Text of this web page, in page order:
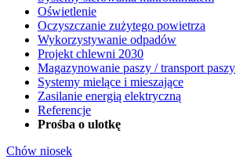
Oświetlenie
Oczyszczanie zużytego powietrza
Wykorzystywanie odpadów
Projekt chlewni 2030
Magazynowanie paszy / transport paszy
Systemy mielące i mieszające
Zasilanie energią elektryczną
Referencje
Prośba o ulotkę
Chów niosek